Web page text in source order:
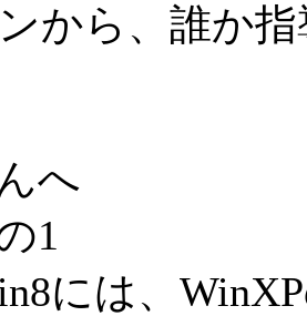
から、誰か
へ
1
には、